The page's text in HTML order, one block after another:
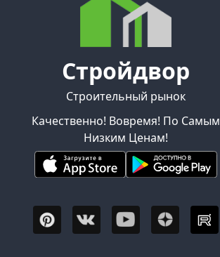
Стройдвор
Строительный рынок
Качественно! Вовремя! По Самым
Низким Ценам!